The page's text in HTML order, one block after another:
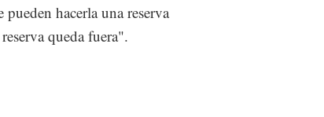
hacerla una reserva
queda fuera".